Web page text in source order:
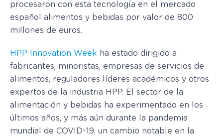
procesaron con esta tecnología en el mercado
español alimentos y bebidas por valor de 800
millones de euros.
HPP Innovation Week ha estado dirigido a
fabricantes, minoristas, empresas de servicios de
alimentos, reguladores líderes académicos y otros
expertos de la industria HPP. El sector de la
alimentación y bebidas ha experimentado en los
últimos años, y más aún durante la pandemia
mundial de COVID-19, un cambio notable en la